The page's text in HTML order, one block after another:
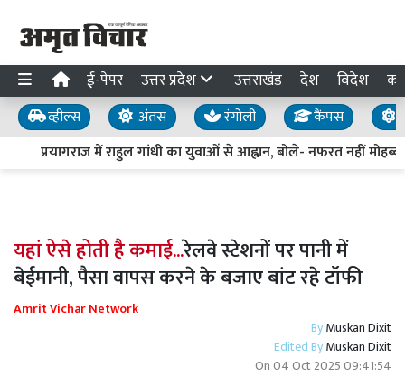
ई-पेपर उत्तर प्रदेश उत्तराखंड देश विदेश
व्हील्स अंतस रंगोली कैंपस
प्रयागराज में राहुल गांधी का युवाओं से आह्वान, बोले- नफरत नहीं
यहां ऐसे होती है कमाई...रेलवे स्टेशनों पर पानी में
बेईमानी, पैसा वापस करने के बजाए बांट रहे टॉफी
Amrit Vichar Network
ByMuskan Dixit
Edited ByMuskan Dixit
On04 Oct 2025 09:41:54